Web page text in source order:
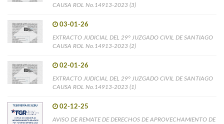
CAUSA ROL No.14913-2023 (3)
03-01-26
EXTRACTO JUDICIAL DEL 29° JUZGADO CIVIL DE SANTIAGO
CAUSA ROL No.14913-2023 (2)
02-01-26
EXTRACTO JUDICIAL DEL 29° JUZGADO CIVIL DE SANTIAGO
CAUSA ROL No.14913-2023 (1)
02-12-25
AVISO DE REMATE DE DERECHOS DE APROVECHAMIENTO DE